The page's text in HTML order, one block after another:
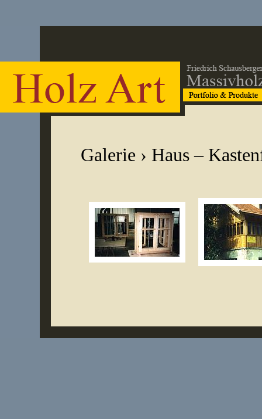
Galerie › Haus –